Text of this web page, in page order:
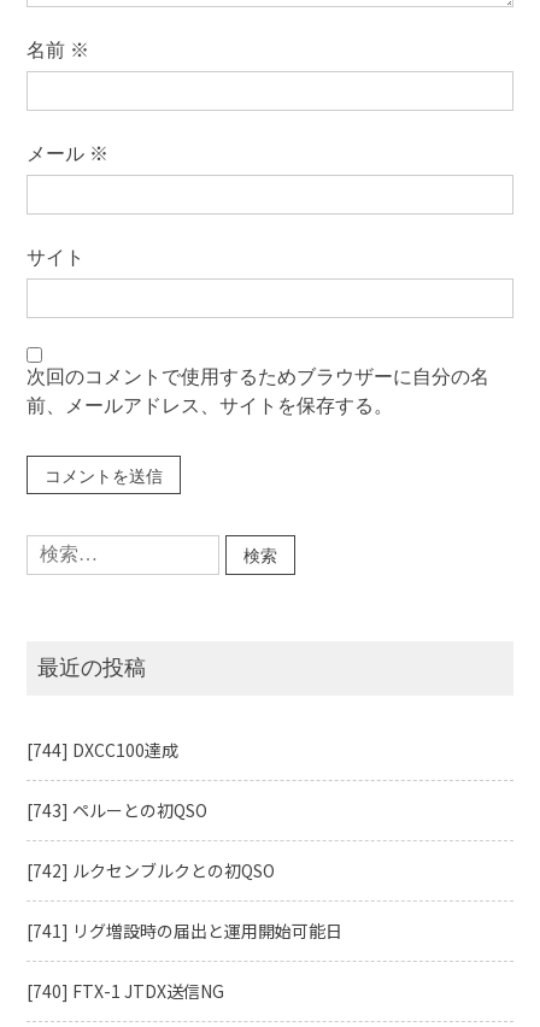
名前 ※
メール ※
サイト
次回のコメントで使用するためブラウザーに自分の名
前、メールアドレス、サイトを保存する。
検
索:
最近の投稿
[744] DXCC100達成
[743] ペルーとの初QSO
[742] ルクセンブルクとの初QSO
[741] リグ増設時の届出と運用開始可能日
[740] FTX-1 JTDX送信NG